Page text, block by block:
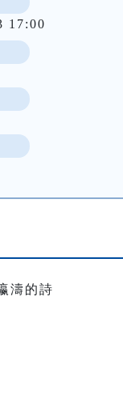
17:00
濤的詩